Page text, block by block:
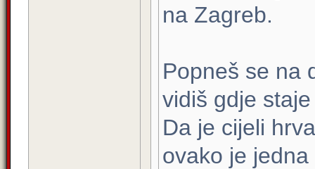
na Zagreb.
Popneš se na
vidiš gdje
Da je cijeli
ovako je